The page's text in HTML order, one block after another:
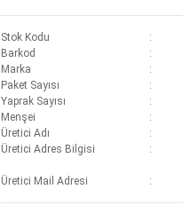
Stok Kodu
Barkod
Marka
Paket Sayısı
Yaprak Sayısı
Menşei
Üretici Adı
Üretici Adres Bilgisi
Üretici Mail Adresi